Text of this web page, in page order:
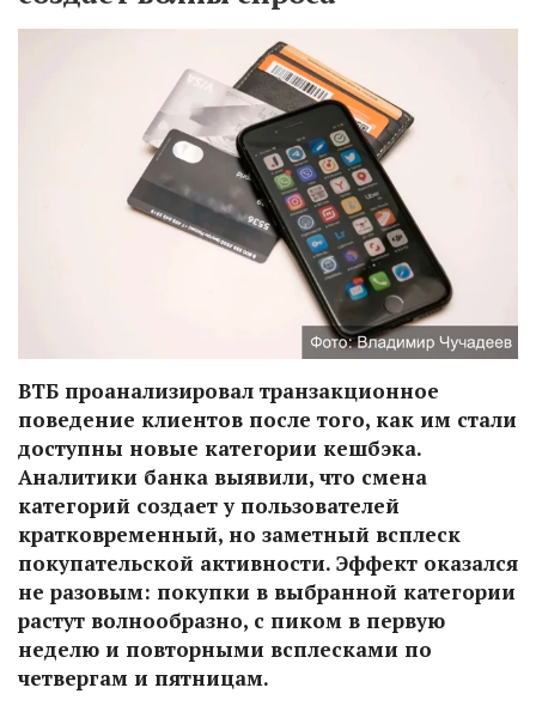
ВТБ проанализировал транзакционное
поведение клиентов после того, как им стали
доступны новые категории кешбэка.
Аналитики банка выявили, что смена
категорий создает у пользователей
кратковременный, но заметный всплеск
покупательской активности. Эффект оказался
не разовым: покупки в выбранной категории
растут волнообразно, с пиком в первую
неделю и повторными всплесками по
четвергам и пятницам.